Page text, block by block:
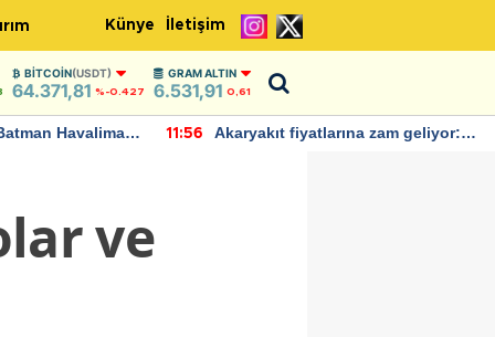
Künye İletişim
BITCOIN(USDT)
64.371,81 %-0.427
GRAM ALTIN
6.531,91 0,61
Havalimanı
11:56
Akaryakıt fiyatlarına zam geliyor:
ve